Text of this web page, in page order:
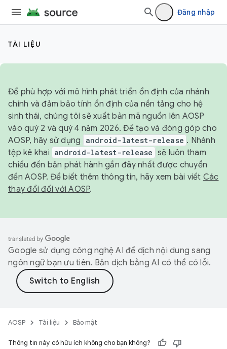
Đăng nhập
TÀI LIỆU
Để phù hợp với mô hình phát triển ổn định của nhánh
chính và đảm bảo tính ổn định của nền tảng cho hệ
sinh thái, chúng tôi sẽ xuất bản mã nguồn lên AOSP
vào quý 2 và quý 4 năm 2026. Để tạo và đóng góp cho
AOSP, hãy sử dụng
android-latest-release . Nhánh
tệp kê khai android-latest-release sẽ luôn tham
chiếu đến bản phát hành gần đây nhất được chuyển
đến AOSP. Để biết thêm thông tin, hãy xem bài viết Các
thay đổi đối với AOSP.
Google sử dụng công nghệ AI để dịch nội dung sang
ngôn ngữ bạn ưu tiên. Bản dịch bằng AI có thể có lỗi.
AOSP Tài liệu Bảo mật
Thông tin này có hữu ích không cho bạn không?